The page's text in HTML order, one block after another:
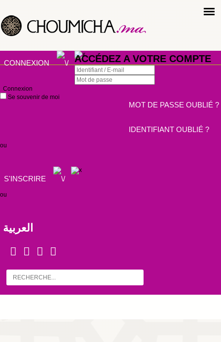
CONNEXION ACCÉDEZ A VOTRE COMPTE
Connexion
Se souvenir de moi
MOT DE PASSE OUBLIÉ ?
IDENTIFIANT OUBLIÉ ?
ou
S'INSCRIRE
ou
العربية